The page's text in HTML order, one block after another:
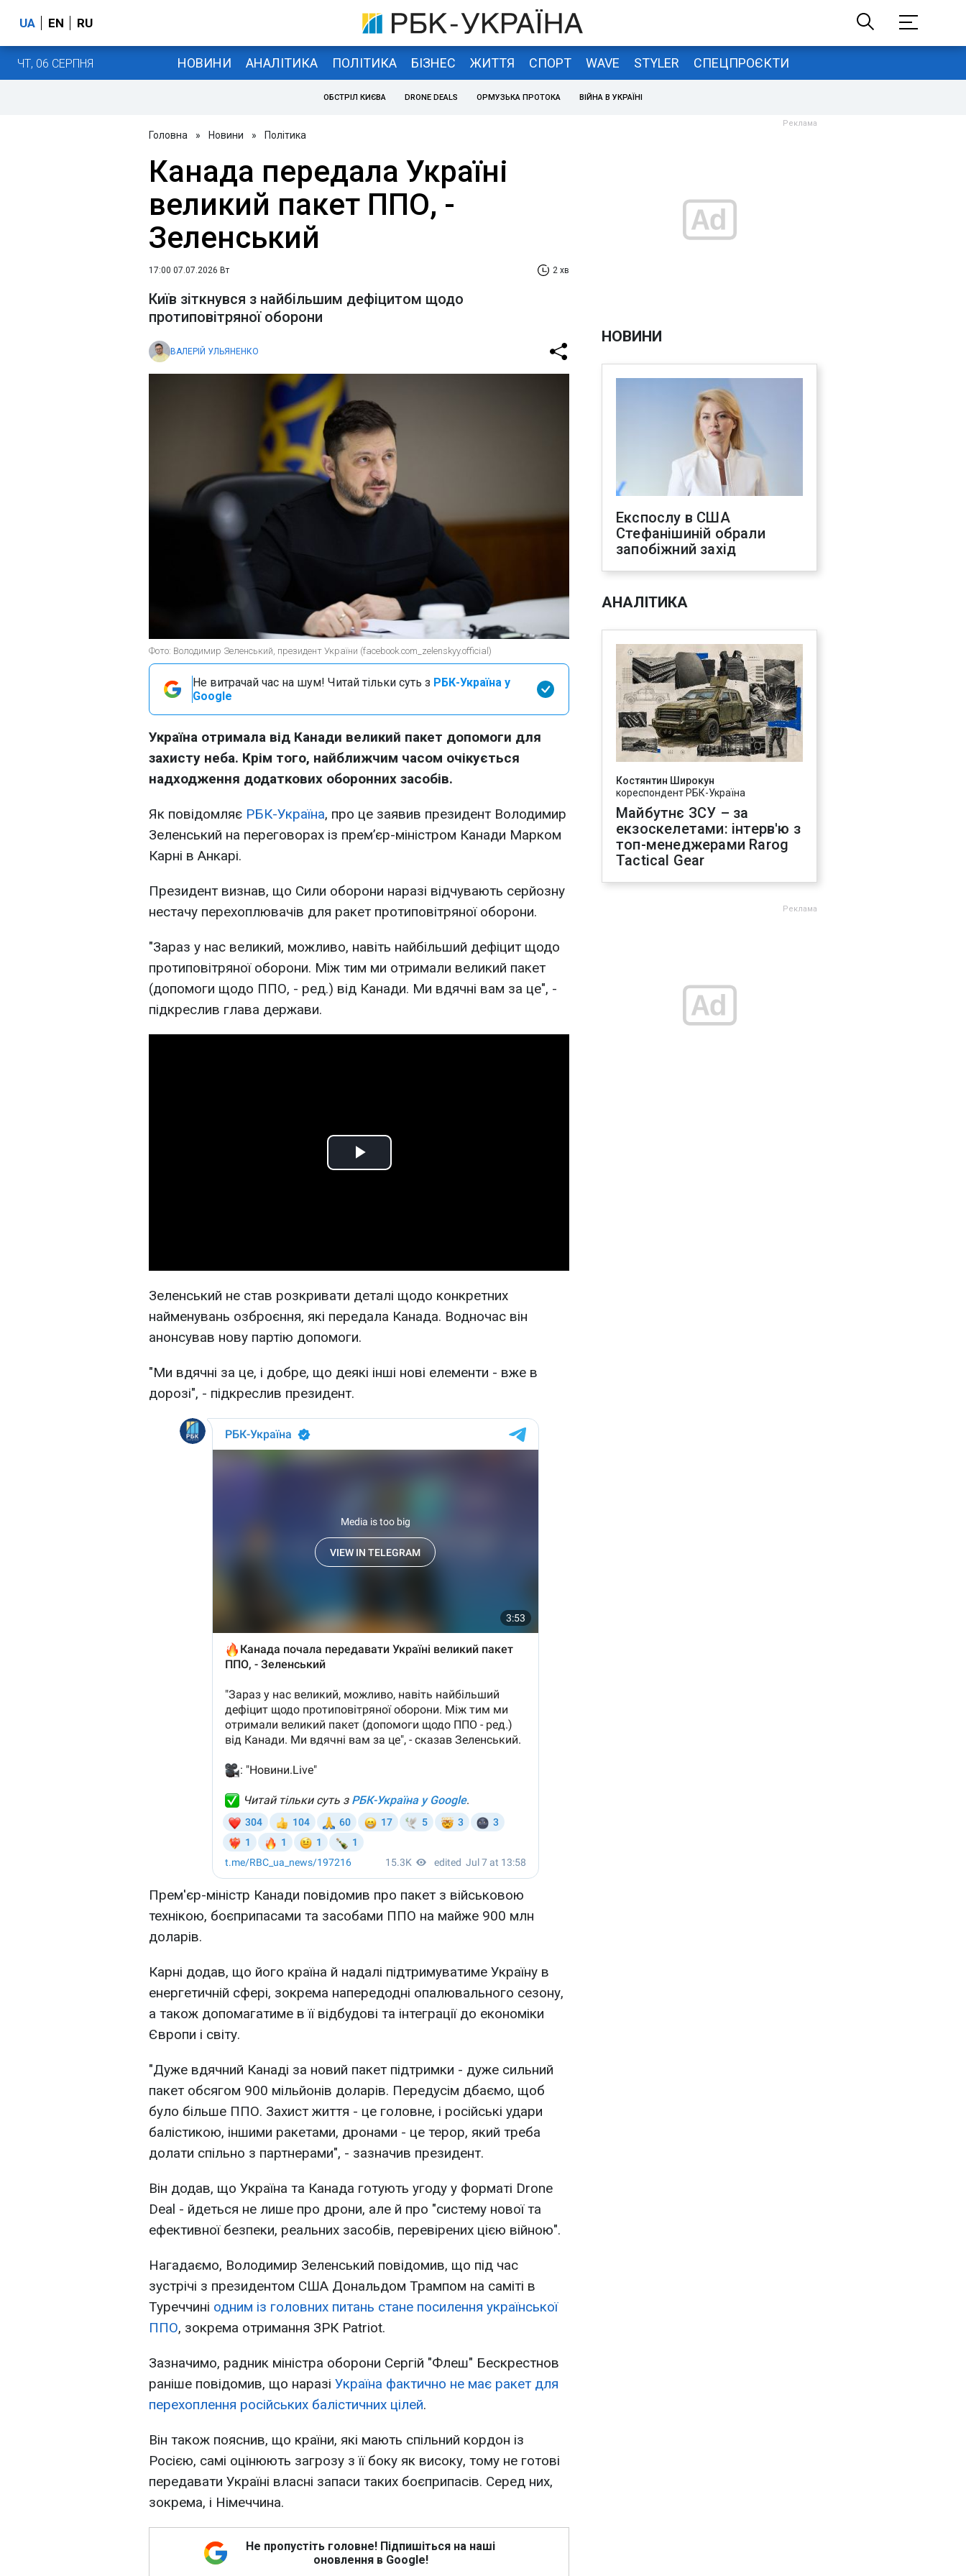
UA EN RU
ЧТ, 06 СЕРПНЯ НОВИНИ АНАЛІТИКА ПОЛІТИКА БІЗНЕС ЖИТТЯ СПОРТ WAVE STYLER СПЕЦПРОЄКТИ
ОБСТРІЛ КИЄВА DRONE DEALS ОРМУЗЬКА ПРОТОКА ВІЙНА В УКРАЇНІ
Головна » Новини » Політика
Канада передала Україні
великий пакет ППО, -
Зеленський
17:00 07.07.2026 Вт 2 хв
Київ зіткнувся з найбільшим дефіцитом щодо
протиповітряної оборони
ВАЛЕРІЙ УЛЬЯНЕНКО
Фото: Володимир Зеленський, президент України (facebook.com_zelenskyy.official)
Не витрачай час на шум! Читай тільки суть з РБК-Україна у
Google
Україна отримала від Канади великий пакет допомоги для
захисту неба. Крім того, найближчим часом очікується
надходження додаткових оборонних засобів.
Як повідомляє РБК-Україна, про це заявив президент Володимир
Зеленський на переговорах із прем’єр-міністром Канади Марком
Карні в Анкарі.
Президент визнав, що Сили оборони наразі відчувають серйозну
нестачу перехоплювачів для ракет протиповітряної оборони.
"Зараз у нас великий, можливо, навіть найбільший дефіцит щодо
протиповітряної оборони. Між тим ми отримали великий пакет
(допомоги щодо ППО, - ред.) від Канади. Ми вдячні вам за це", -
підкреслив глава держави.
Play
Зеленський не став розкривати деталі щодо конкретних
найменувань озброєння, які передала Канада. Водночас він
анонсував нову партію допомоги.
"Ми вдячні за це, і добре, що деякі інші нові елементи - вже в
дорозі", - підкреслив президент.
Прем'єр-міністр Канади повідомив про пакет з військовою
технікою, боєприпасами та засобами ППО на майже 900 млн
доларів.
Карні додав, що його країна й надалі підтримуватиме Україну в
енергетичній сфері, зокрема напередодні опалювального сезону,
а також допомагатиме в її відбудові та інтеграції до економіки
Європи і світу.
"Дуже вдячний Канаді за новий пакет підтримки - дуже сильний
пакет обсягом 900 мільйонів доларів. Передусім дбаємо, щоб
було більше ППО. Захист життя - це головне, і російські удари
балістикою, іншими ракетами, дронами - це терор, який треба
долати спільно з партнерами", - зазначив президент.
Він додав, що Україна та Канада готують угоду у форматі Drone
Deal - йдеться не лише про дрони, але й про "систему нової та
ефективної безпеки, реальних засобів, перевірених цією війною".
Нагадаємо, Володимир Зеленський повідомив, що під час
зустрічі з президентом США Дональдом Трампом на саміті в
Туреччині одним із головних питань стане посилення української
ППО, зокрема отримання ЗРК Patriot.
Зазначимо, радник міністра оборони Сергій "Флеш" Бескрестнов
раніше повідомив, що наразі Україна фактично не має ракет для
перехоплення російських балістичних цілей.
Він також пояснив, що країни, які мають спільний кордон із
Росією, самі оцінюють загрозу з її боку як високу, тому не готові
передавати Україні власні запаси таких боєприпасів. Серед них,
зокрема, і Німеччина.
Не пропустіть головне! Підпишіться на наші
оновлення в Google!
НОВИНИ
Експослу в США
Стефанішиній обрали
запобіжний захід
АНАЛІТИКА
Костянтин Широкун
кореспондент РБК-Україна
Майбутнє ЗСУ – за
екзоскелетами: інтерв'ю з
топ-менеджерами Rarog
Tactical Gear